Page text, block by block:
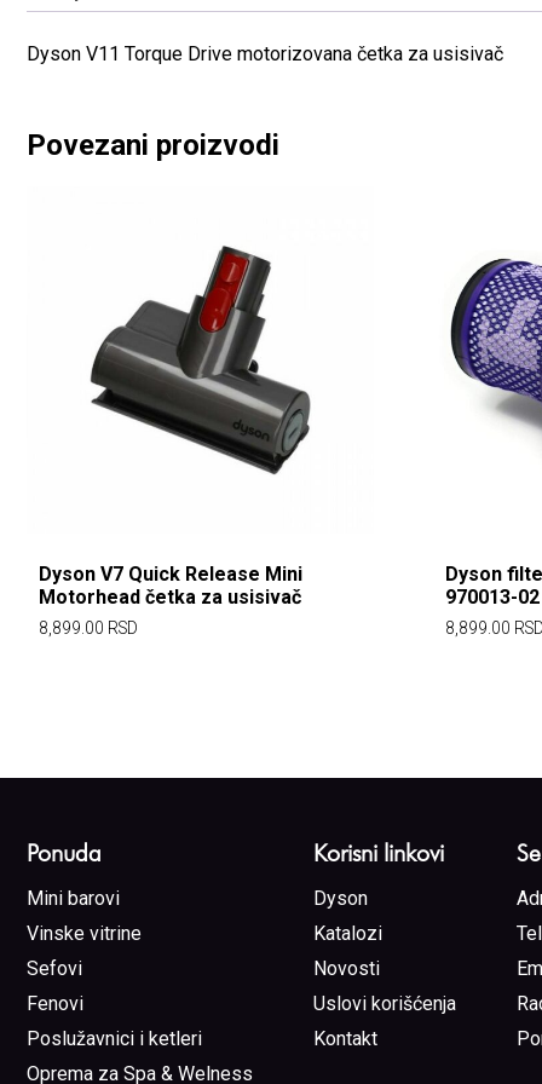
Dyson V11 Torque Drive motorizovana četka za usisivač
Povezani proizvodi
Dyson V7 Quick Release Mini
Motorhead četka za usisivač
8,899.00 RSD
Dyson
970013-02
8,899.00
Ponuda
Mini barovi
Vinske vitrine
Sefovi
Fenovi
Poslužavnici i ketleri
Oprema za Spa & Welness
Korisni linkovi
Dyson
Katalozi
Novosti
Uslovi korišćenja
Kontakt